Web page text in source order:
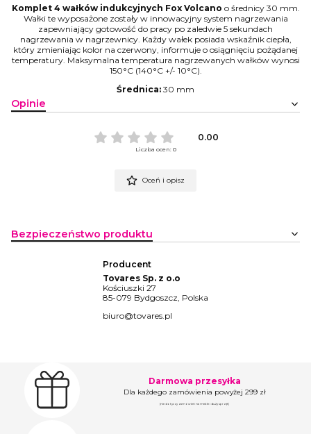
Komplet 4 wałków indukcyjnych Fox Volcano o średnicy 30 mm.
Wałki te wyposażone zostały w innowacyjny system nagrzewania
zapewniający gotowość do pracy po zaledwie 5 sekundach
nagrzewania w nagrzewnicy. Każdy wałek posiada wskaźnik ciepła,
który zmieniając kolor na czerwony, informuje o osiągnięciu pożądanej
temperatury. Maksymalna temperatura nagrzewanych wałków wynosi
150°C (140°C +/- 10°C).
Średnica: 30 mm
Opinie
0.00
Liczba ocen: 0
Oceń i opisz
Bezpieczeństwo produktu
Producent
Tovares Sp. z o.o
Kościuszki 27
85-079 Bydgoszcz, Polska
biuro@tovares.pl
Darmowa przesyłka
Dla każdego zamówienia powyżej 299 zł
(nie dotyczy zamówień na meble i duży sprzęt)